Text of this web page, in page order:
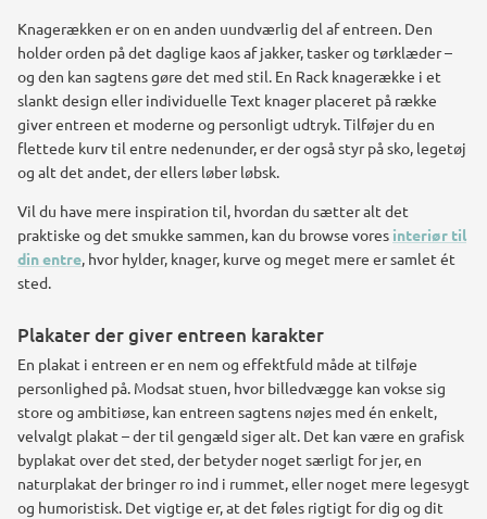
Knagerækken er on en anden uundværlig del af entreen. Den
holder orden på det daglige kaos af jakker, tasker og tørklæder –
og den kan sagtens gøre det med stil. En Rack knagerække i et
slankt design eller individuelle Text knager placeret på række
giver entreen et moderne og personligt udtryk. Tilføjer du en
flettede kurv til entre nedenunder, er der også styr på sko, legetøj
og alt det andet, der ellers løber løbsk.
Vil du have mere inspiration til, hvordan du sætter alt det
praktiske og det smukke sammen, kan du browse vores interiør til
din entre , hvor hylder, knager, kurve og meget mere er samlet ét
sted.
Plakater der giver entreen karakter
En plakat i entreen er en nem og effektfuld måde at tilføje
personlighed på. Modsat stuen, hvor billedvægge kan vokse sig
store og ambitiøse, kan entreen sagtens nøjes med én enkelt,
velvalgt plakat – der til gengæld siger alt. Det kan være en grafisk
byplakat over det sted, der betyder noget særligt for jer, en
naturplakat der bringer ro ind i rummet, eller noget mere legesygt
og humoristisk. Det vigtige er, at det føles rigtigt for dig og dit